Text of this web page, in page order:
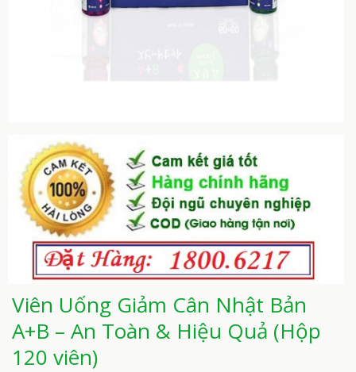
Viên Uống Giảm Cân Nhật Bản
A+B – An Toàn & Hiệu Quả (Hộp
120 viên)